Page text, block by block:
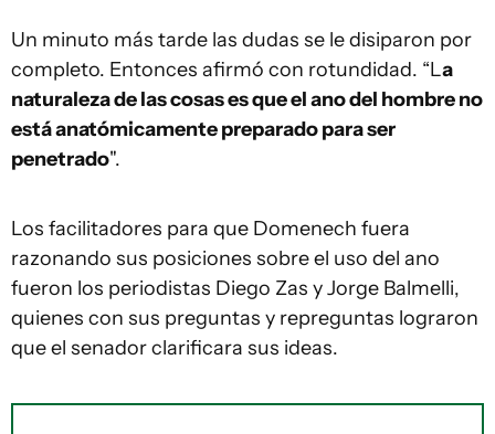
Un minuto más tarde las dudas se le disiparon por
completo. Entonces afirmó con rotundidad. “La
naturaleza de las cosas es que el ano del hombre no
está anatómicamente preparado para ser
penetrado".
Los facilitadores para que Domenech fuera
razonando sus posiciones sobre el uso del ano
fueron los periodistas Diego Zas y Jorge Balmelli,
quienes con sus preguntas y repreguntas lograron
que el senador clarificara sus ideas.